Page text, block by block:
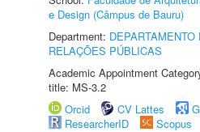
e Design (Câmpus de Bauru)
Department:
RELAÇÕES PÚBLICAS
Academic Appointment
title: MS-3.2
Orcid
CV Lattes
ResearcherID
Scopus